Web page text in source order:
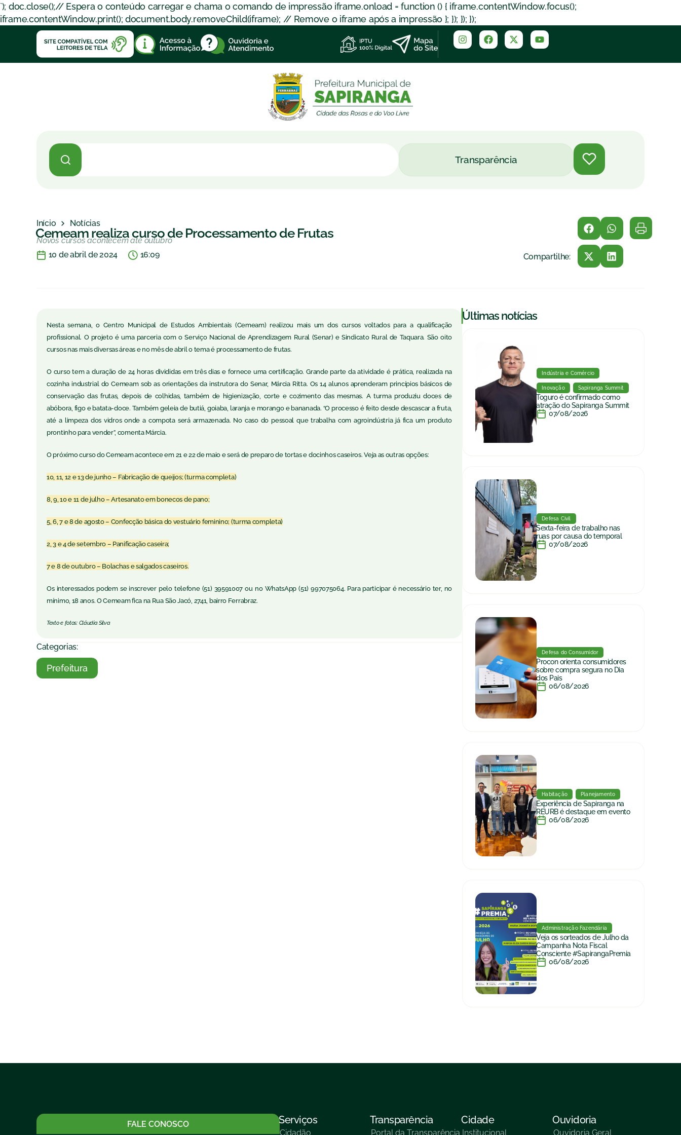
`); doc.close();// Espera o conteúdo carregar e chama o comando de impressão iframe.onload = function () { iframe.contentWindow.focus();
iframe.contentWindow.print(); document.body.removeChild(iframe); // Remove o iframe após a impressão }; }); }); });
Transparência
Início Notícias
Cemeam realiza curso de Processamento de Frutas
Novos cursos acontecem até outubro
10 de abril de 2024
16:09 Compartilhe:
Nesta semana, o Centro Municipal de Estudos Ambientais (Cemeam) realizou mais um dos cursos voltados para a qualificação
profissional. O projeto é uma parceria com o Serviço Nacional de Aprendizagem Rural (Senar) e Sindicato Rural de Taquara. São oito
cursos nas mais diversas áreas e no mês de abril o tema é processamento de frutas.
O curso tem a duração de 24 horas divididas em três dias e fornece uma certificação. Grande parte da atividade é prática, realizada na
cozinha industrial do Cemeam sob as orientações da instrutora do Senar, Márcia Ritta. Os 14 alunos aprenderam princípios básicos de
conservação das frutas, depois de colhidas, também de higienização, corte e cozimento das mesmas. A turma produziu doces de
abóbora, figo e batata-doce. Também geleia de butiá, goiaba, laranja e morango e bananada. “O processo é feito desde descascar a fruta,
até a limpeza dos vidros onde a compota será armazenada. No caso do pessoal que trabalha com agroindústria já fica um produto
prontinho para vender”, comenta Márcia.
O próximo curso do Cemeam acontece em 21 e 22 de maio e será de preparo de tortas e docinhos caseiros. Veja as outras opções:
10, 11, 12 e 13 de junho – Fabricação de queijos; (turma completa)
8, 9, 10 e 11 de julho – Artesanato em bonecos de pano;
5, 6, 7 e 8 de agosto – Confecção básica do vestuário feminino; (turma completa)
2, 3 e 4 de setembro – Panificação caseira;
7 e 8 de outubro – Bolachas e salgados caseiros.
Os interessados podem se inscrever pelo telefone (51) 39591007 ou no WhatsApp (51) 997075064. Para participar é necessário ter, no
mínimo, 18 anos. O Cemeam fica na Rua São Jacó, 2741, bairro Ferrabraz.
Texto e fotos: Cláudia Silva
Categorias:
Prefeitura
|Últimas notícias
Indústria e Comércio
Inovação Sapiranga Summit
Toguro é confirmado como
atração do Sapiranga Summit
07/08/2026
Defesa Civil
Sexta-feira de trabalho nas
ruas por causa do temporal
07/08/2026
Defesa do Consumidor
Procon orienta consumidores
sobre compra segura no Dia
dos Pais
06/08/2026
Habitação Planejamento
Experiência de Sapiranga na
REURB é destaque em evento
06/08/2026
Administração Fazendária
Veja os sorteados de Julho da
Campanha Nota Fiscal
Consciente #SapirangaPremia
06/08/2026
FALE CONOSCO Serviços
Cidadão
Transparência
Portal da Transparência
Cidade
Institucional
Ouvidoria
Ouvidoria Geral